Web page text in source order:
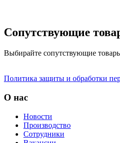
Сопутствующие
Выбирайте сопутствующие
Политика защиты и обработки
О нас
Новости
Производство
Сотрудники